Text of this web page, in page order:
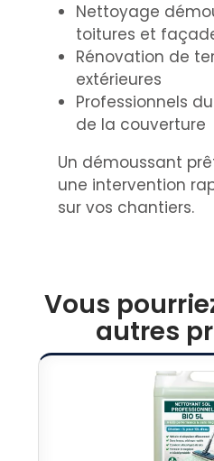
Nettoyage
toitures et
Rénovation de
extérieures
Professionnels
de la couverture
Un démoussant
une intervention
sur vos chantiers.
Vous
autres